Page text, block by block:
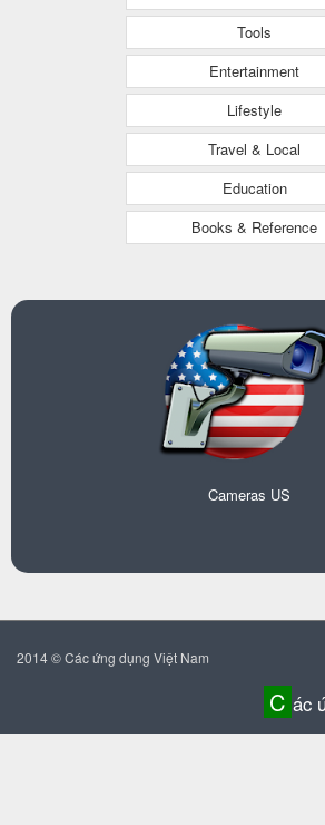
Tools
Entertainment
Lifestyle
Travel & Local
Education
Books & Reference
Cameras US
2014 © Các ứng dụng Việt Nam
C ác